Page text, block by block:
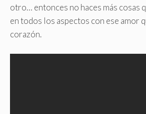
otro… entonces no haces más cosas
en todos los aspectos con ese amor
corazón.